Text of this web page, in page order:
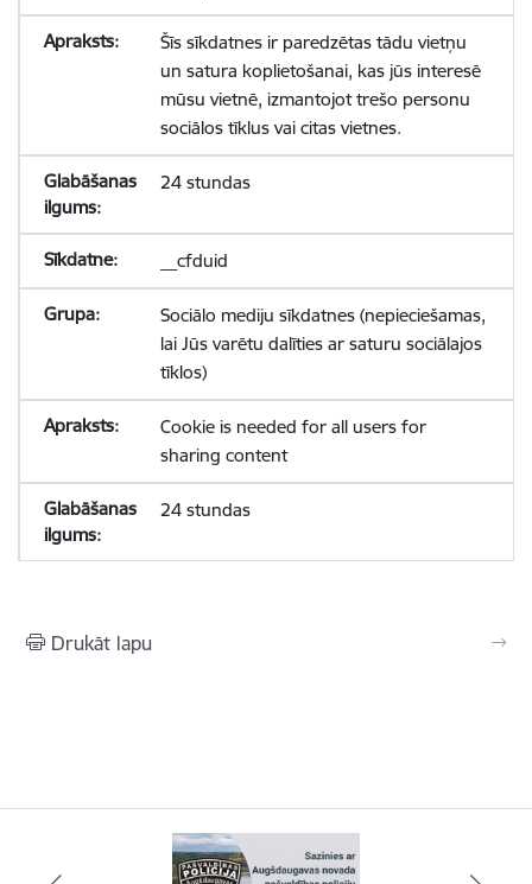
Šīs sīkdatnes ir paredzētas tādu vietņu
un satura koplietošanai, kas jūs interesē
mūsu vietnē, izmantojot trešo personu
sociālos tīklus vai citas vietnes.
24 stundas
__cfduid
Sociālo mediju sīkdatnes (nepieciešamas,
lai Jūs varētu dalīties ar saturu sociālajos
tīklos)
Cookie is needed for all users for
sharing content
24 stundas
Drukāt lapu